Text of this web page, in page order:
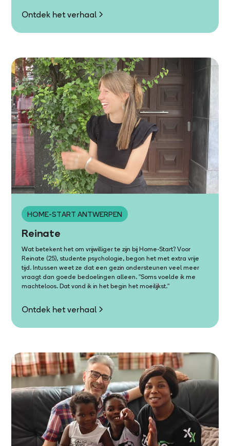
Ontdek het verhaal
HOME-START ANTWERPEN
Reinate
Wat betekent het om vrijwilliger te zijn bij Home-Start? Voor
Reinate (25), studente psychologie, begon het met extra vrije
tijd. Intussen weet ze dat een gezin ondersteunen veel meer
vraagt dan goede bedoelingen alleen. "Soms voelde ik me
machteloos. Dat vond ik in het begin het moeilijkst."
Ontdek het verhaal